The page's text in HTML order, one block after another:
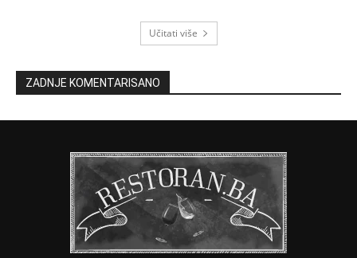
Učitati više
ZADNJE KOMENTARISANO